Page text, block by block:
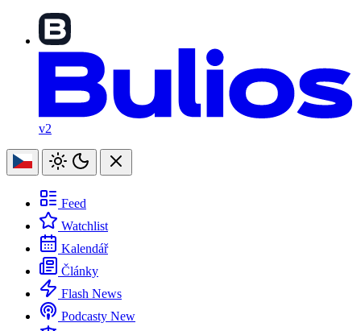
v2
Feed
Watchlist
Kalendář
Články
Flash News
Podcasty New